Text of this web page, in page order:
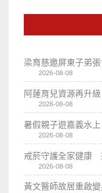
梁育慈邀屏東子弟
2026-08-08
阿蓮育兒資源再升
2026-08-08
暑假親子遊嘉義水
2026-08-08
戒菸守護全家健康
2026-08-08
黃文醫師故居重啟